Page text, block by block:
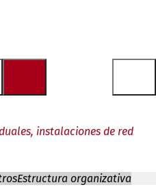
instalaciones de red
Estructura organizativa